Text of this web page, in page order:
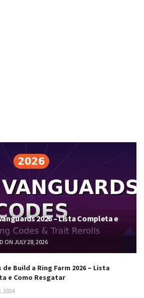
2026 – Lista Completa e
ON JULY 28, 2026
de Build a Ring Farm 2026 – Lista
e Como Resgatar
2026